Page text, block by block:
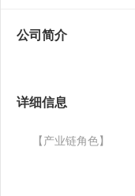
公司简介
详细信息
【产业链角色】